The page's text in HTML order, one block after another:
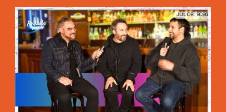
JUL 08, 2026